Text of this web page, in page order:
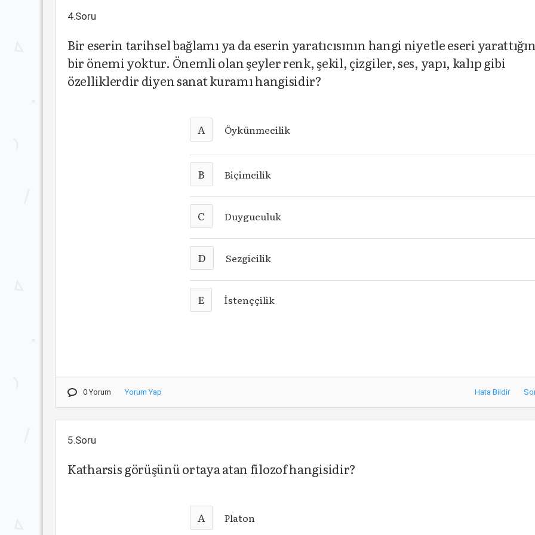
4.Soru
Bir eserin tarihsel bağlamı ya da eserin yaratıcısının hangi niyetle eseri
bir önemi yoktur. Önemli olan şeyler renk, şekil, çizgiler, ses, yapı, kalıp gibi
özelliklerdir diyen sanat kuramı hangisidir?
A Öykünmecilik
B Biçimcilik
C Duyguculuk
D Sezgicilik
E İstenççilik
0 Yorum Yorum Yap Hata Bildir
5.Soru
Katharsis görüşünü ortaya atan filozof hangisidir?
A Platon